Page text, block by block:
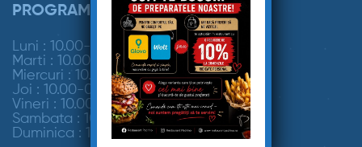
PROGRAM RESTAURANT:
Luni : 10.00-00.00
Marti : 10.00-00.00
Miercuri : 10.00-00.00
Joi : 10.00-00.00
Vineri : 10.00-00.00
Sambata : 10.00-00.00
Duminica : 10.00-00.00